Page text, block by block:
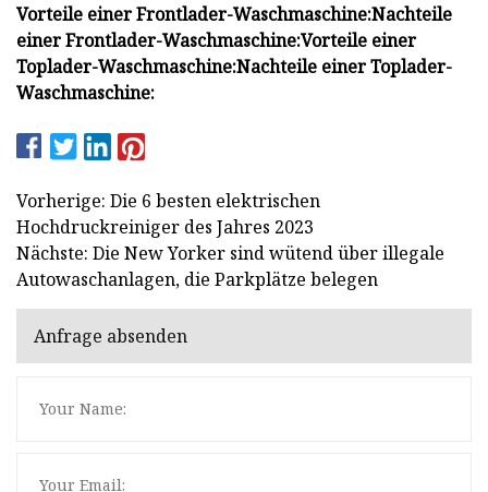
Vorteile einer Frontlader-Waschmaschine:Nachteile
einer Frontlader-Waschmaschine:Vorteile einer
Toplader-Waschmaschine:Nachteile einer Toplader-
Waschmaschine:
Vorherige: Die 6 besten elektrischen
Hochdruckreiniger des Jahres 2023
Nächste: Die New Yorker sind wütend über illegale
Autowaschanlagen, die Parkplätze belegen
Anfrage absenden